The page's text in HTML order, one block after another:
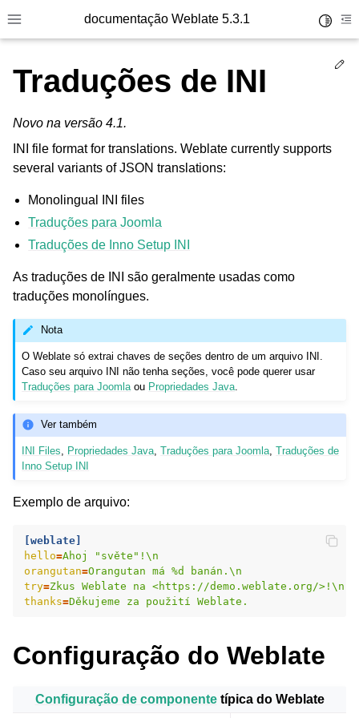
Toggle site navigation sidebar
documentação Weblate 5.3.1
navigation of Formatos de arquivos suportados
Traduções de INI
Novo na versão 4.1.
INI file format for translations. Weblate currently supports
several variants of JSON translations:
Monolingual INI files
Traduções para Joomla
Traduções de Inno Setup INI
As traduções de INI são geralmente usadas como
traduções monolíngues.
Nota
O Weblate só extrai chaves de seções dentro de um arquivo INI.
Caso seu arquivo INI não tenha seções, você pode querer usar
Traduções para Joomla ou Propriedades Java
Ver também
INI Files Propriedades Java ,Traduções para Joomla ,Traduções de
Inno Setup INI
Exemplo de arquivo:
[weblate]
hello=Ahoj "světe"!\n
orangutan=Orangutan má %d banán.\n
try=Zkus Weblate na <https://demo.weblate.org/>!\n
thanks=Děkujeme za použití Weblate.
Configuração do Weblate
Configuração de componentetípica do Weblate